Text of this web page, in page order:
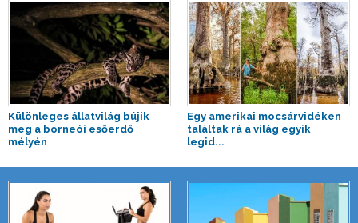
Különleges állatvilág bújik
meg a borneói esőerdő
mélyén
Egy amerikai mocsárvidéken
találtak rá a világ egyik
legid...